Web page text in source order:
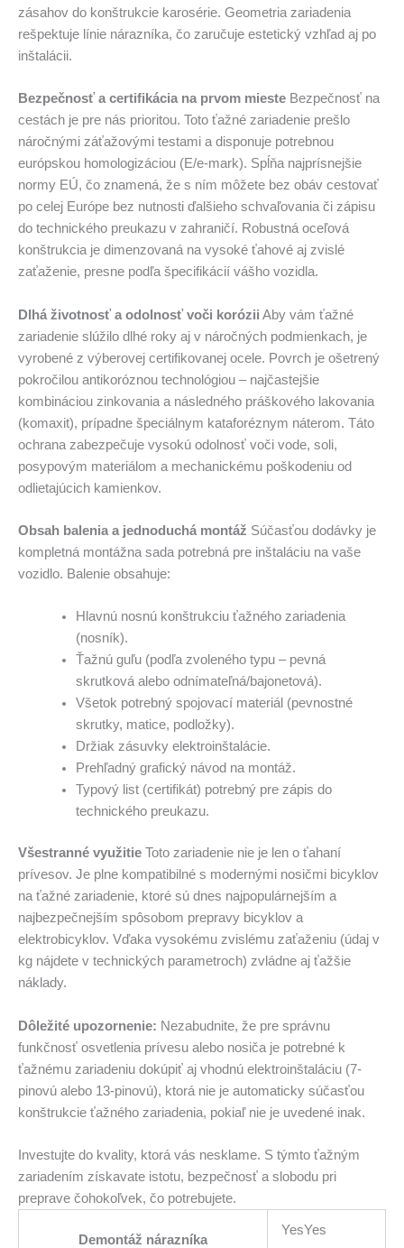
zásahov do konštrukcie karosérie. Geometria zariadenia
rešpektuje línie nárazníka, čo zaručuje estetický vzhľad aj po
inštalácii.
Bezpečnosť a certifikácia na prvom mieste Bezpečnosť na
cestách je pre nás prioritou. Toto ťažné zariadenie prešlo
náročnými záťažovými testami a disponuje potrebnou
európskou homologizáciou (E/e-mark). Spĺňa najprísnejšie
normy EÚ, čo znamená, že s ním môžete bez obáv cestovať
po celej Európe bez nutnosti ďalšieho schvaľovania či zápisu
do technického preukazu v zahraničí. Robustná oceľová
konštrukcia je dimenzovaná na vysoké ťahové aj zvislé
zaťaženie, presne podľa špecifikácií vášho vozidla.
Dlhá životnosť a odolnosť voči korózii Aby vám ťažné
zariadenie slúžilo dlhé roky aj v náročných podmienkach, je
vyrobené z výberovej certifikovanej ocele. Povrch je ošetrený
pokročilou antikoróznou technológiou – najčastejšie
kombináciou zinkovania a následného práškového lakovania
(komaxit), prípadne špeciálnym kataforéznym náterom. Táto
ochrana zabezpečuje vysokú odolnosť voči vode, soli,
posypovým materiálom a mechanickému poškodeniu od
odlietajúcich kamienkov.
Obsah balenia a jednoduchá montáž Súčasťou dodávky je
kompletná montážna sada potrebná pre inštaláciu na vaše
vozidlo. Balenie obsahuje:
Hlavnú nosnú konštrukciu ťažného zariadenia
(nosník).
Ťažnú guľu (podľa zvoleného typu – pevná
skrutková alebo odnímateľná/bajonetová).
Všetok potrebný spojovací materiál (pevnostné
skrutky, matice, podložky).
Držiak zásuvky elektroinštalácie.
Prehľadný grafický návod na montáž.
Typový list (certifikát) potrebný pre zápis do
technického preukazu.
Všestranné využitie Toto zariadenie nie je len o ťahaní
prívesov. Je plne kompatibilné s modernými nosičmi bicyklov
na ťažné zariadenie, ktoré sú dnes najpopulárnejším a
najbezpečnejším spôsobom prepravy bicyklov a
elektrobicyklov. Vďaka vysokému zvislému zaťaženiu (údaj v
kg nájdete v technických parametroch) zvládne aj ťažšie
náklady.
Dôležité upozornenie: Nezabudnite, že pre správnu
funkčnosť osvetlenia prívesu alebo nosiča je potrebné k
ťažnému zariadeniu dokúpiť aj vhodnú elektroinštaláciu (7-
pinovú alebo 13-pinovú), ktorá nie je automaticky súčasťou
konštrukcie ťažného zariadenia, pokiaľ nie je uvedené inak.
Investujte do kvality, ktorá vás nesklame. S týmto ťažným
zariadením získavate istotu, bezpečnosť a slobodu pri
preprave čohokoľvek, čo potrebujete.
Demontáž nárazníka
YesYes